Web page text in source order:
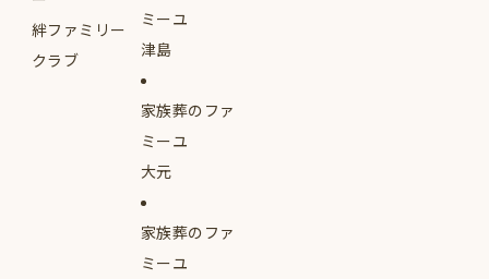
絆ファミリー
クラブ
ミーユ
津島
家族葬のファ
ミーユ
大元
家族葬のファ
ミーユ